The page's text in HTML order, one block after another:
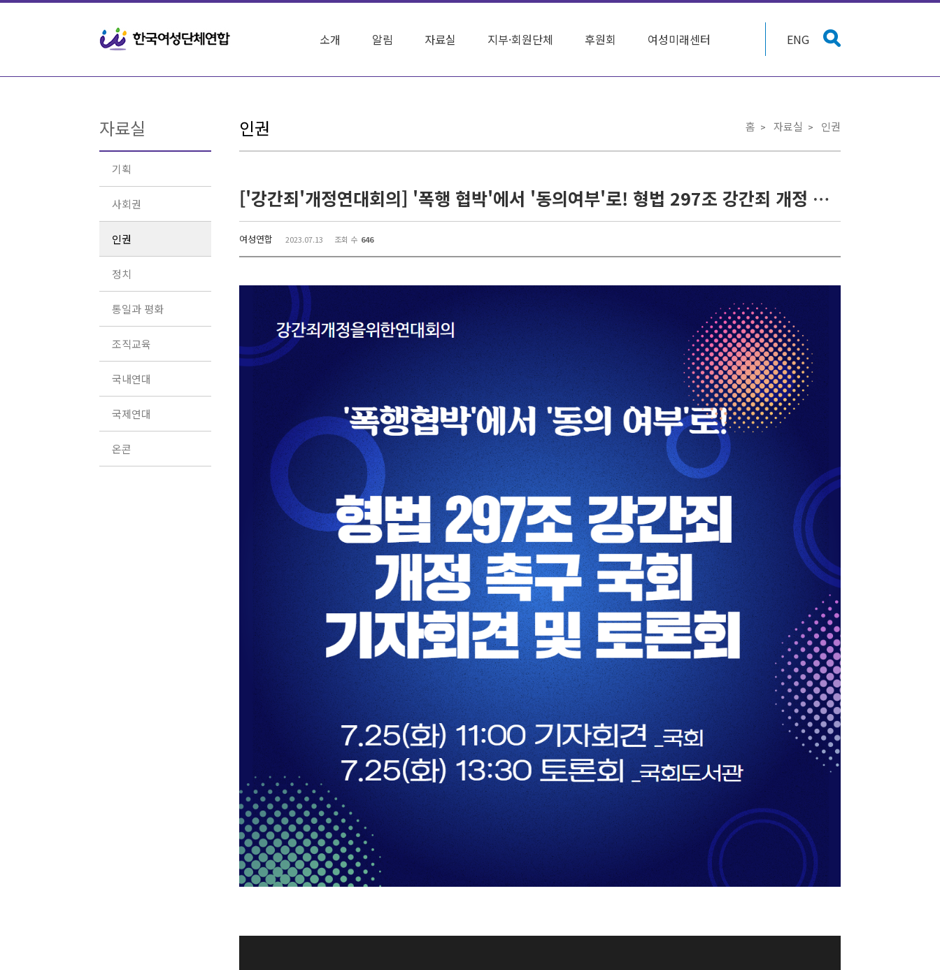
소개 알림 자료실 지부·회원단체 후원회 여성미래센터 ENG
자료실
기획
사회권
인권
정치
통일과 평화
조직교육
국내연대
국제연대
온콘
인권 홈 자료실 인권
['강간죄'개정연대회의] '폭행 협박'에서 '동의여부'로! 형법 297조 강간죄 개정 촉구 국회 기자회견 및 토론회 신청 안내
여성연합 2023.07.13 조회 수 646